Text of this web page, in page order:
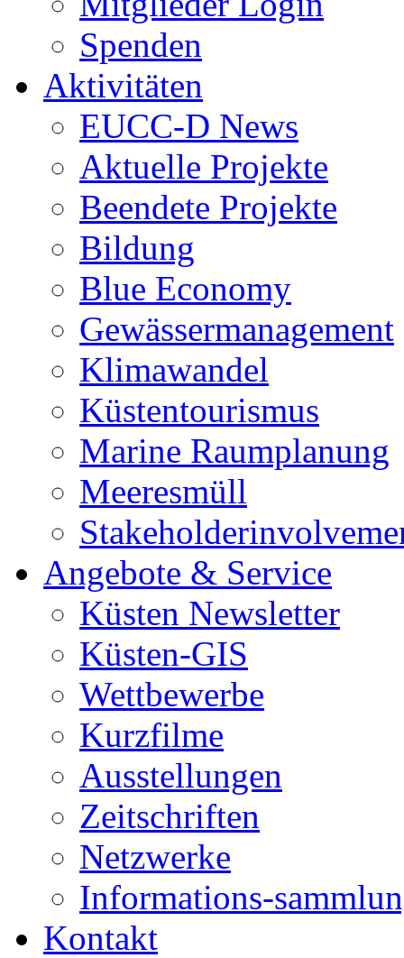
Spenden
Aktivitäten
EUCC-D News
Aktuelle Projekte
Beendete Projekte
Bildung
Blue Economy
Gewässermanagement
Klimawandel
Küstentourismus
Marine Raumplanung
Meeresmüll
Angebote & Service
Küsten Newsletter
Küsten-GIS
Wettbewerbe
Kurzfilme
Ausstellungen
Zeitschriften
Netzwerke
Informations-
Kontakt